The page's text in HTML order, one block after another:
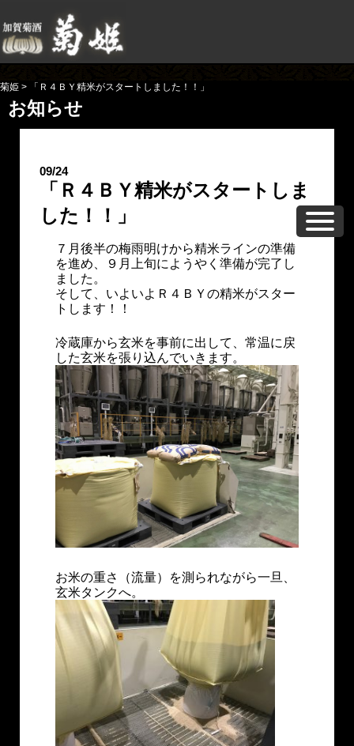
菊姫 > 「Ｒ４ＢＹ精米がスタートしました！！」
お知らせ
09/24
「Ｒ４ＢＹ精米がスタートしま
した！！」
７月後半の梅雨明けから精米ラインの準備
を進め、９月上旬にようやく準備が完了し
ました。
そして、いよいよＲ４ＢＹの精米がスター
トします！！
冷蔵庫から玄米を事前に出して、常温に戻
した玄米を張り込んでいきます。
お米の重さ（流量）を測られながら一旦、
玄米タンクへ。